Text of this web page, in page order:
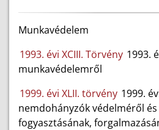
Munkavédelem
1993. évi XCIII. Törvény 1993.
munkavédelemről
1999. évi XLII. törvény 1999.
nemdohányzók védelméről
fogyasztásának,